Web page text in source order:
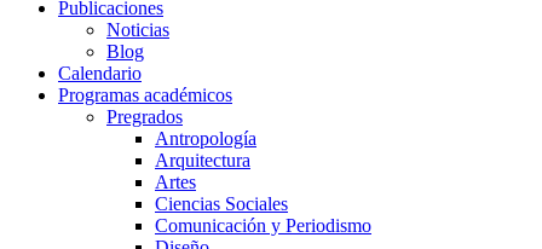
Publicaciones
Noticias
Blog
Calendario
Programas académicos
Pregrados
Antropología
Arquitectura
Artes
Ciencias Sociales
Comunicación y Periodismo